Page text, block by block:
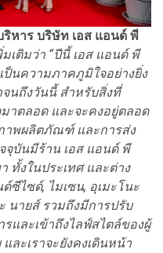
ริหาร บริษัท เอส แอนด์ พี
เติมว่า “ปีนี้ เอส แอนด์ พี
ป็นความภาคภูมิใจอย่างยิ่ง
นถึงวันนี้ สำหรับสิ่งที่
มาตลอด และจะคงอยู่ตลอด
พผลิตภัณฑ์ และการส่ง
จุบันมีร้าน เอส แอนด์ พี
ทั้งในประเทศ และต่าง
ซีไซด์, ไมเซน, อุเมะโนะ
นายส์ รวมถึงมีการปรับ
และเข้าถึงไลฟ์สไตล์ของผู้
และเราจะยังคงเดินหน้า